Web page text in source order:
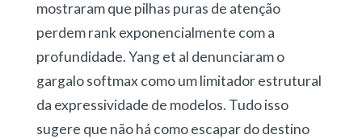
mostraram que pilhas puras de atenção
perdem rank exponencialmente com a
profundidade. Yang et al denunciaram o
gargalo softmax como um limitador estrutural
da expressividade de modelos. Tudo isso
sugere que não há como escapar do destino